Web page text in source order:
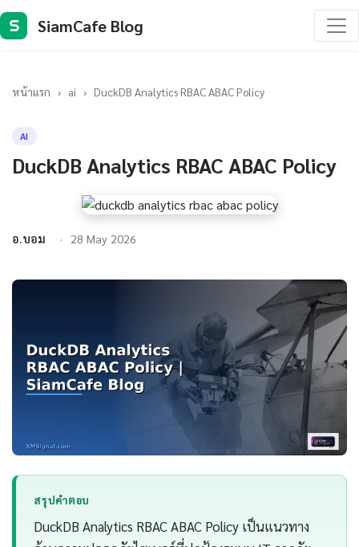
S SiamCafe Blog
หน้าแรก › ai › DuckDB Analytics RBAC ABAC Policy
AI
DuckDB Analytics RBAC ABAC Policy
อ.บอม 28 May 2026
สรุปคำตอบ
DuckDB Analytics RBAC ABAC Policy เป็นแนวทาง